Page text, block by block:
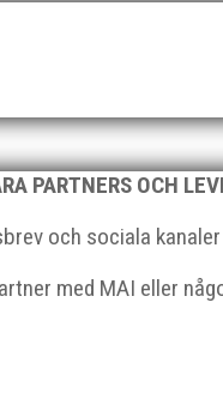
PARTNERS OCH
och sociala
med MAI eller
tävling!
Skåne Skånska
i två fina